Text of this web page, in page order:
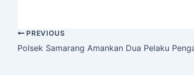
PREVIOUS
Polsek Samarang Amankan Dua Pelaku